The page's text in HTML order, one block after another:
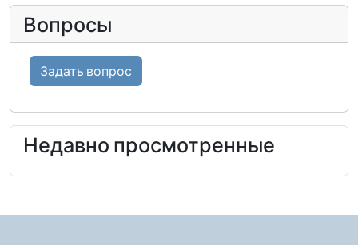
Вопросы
Задать вопрос
Недавно просмотренные